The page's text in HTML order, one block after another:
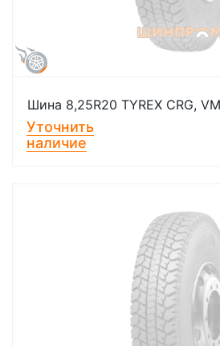
Шина 8,25R20 TYREX CRG,
Уточнить
наличие